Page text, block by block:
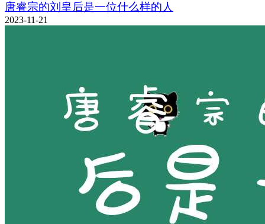
唐睿宗的刘皇后是一位什么样的人
2023-11-21